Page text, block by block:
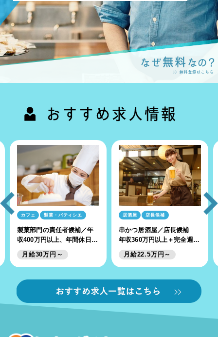
カフェ 製菓・パティシエ
製菓部門の責任者候補／年
収400万円以上、年間休日
111日以上
月給30万円～
居酒屋 店長候補
串かつ居酒屋／店長候補
年収360万円以上＋完全週休
2日制、年間休日117日◎
月給22.5万円～